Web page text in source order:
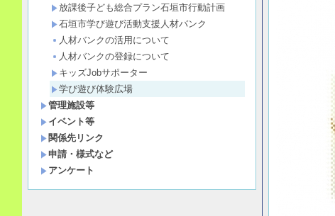
放課後子ども総合プラン石垣市行動計画
石垣市学び遊び活動支援人材バンク
人材バンクの活用について
人材バンクの登録について
キッズJobサポーター
学び遊び体験広場
管理施設等
イベント等
関係先リンク
申請・様式など
アンケート